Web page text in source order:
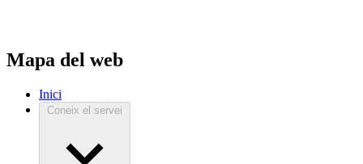
Mapa del web
Inici
Coneix el servei